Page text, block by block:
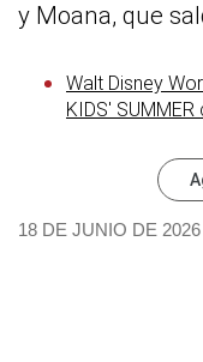
y Moana, que
Walt Disney
KIDS'
18 DE JUNIO DE